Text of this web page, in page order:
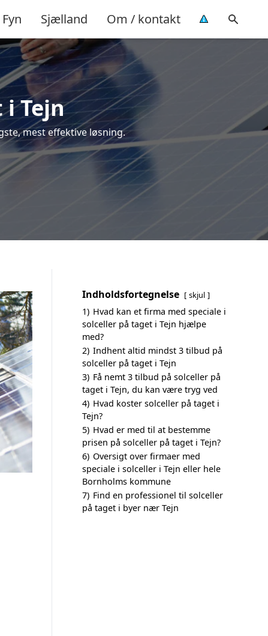
Fyn Sjælland Om / kontakt
Tejn
mest effektive løsning.
Indholdsfortegnelse skjul
1) Hvad kan et firma med speciale i
solceller på taget i Tejn hjælpe
med?
2) Indhent altid mindst 3 tilbud på
solceller på taget i Tejn
3) Få nemt 3 tilbud på solceller på
taget i Tejn, du kan være tryg ved
4) Hvad koster solceller på taget i
Tejn?
5) Hvad er med til at bestemme
prisen på solceller på taget i Tejn?
6) Oversigt over firmaer med
speciale i solceller i Tejn eller hele
Bornholms kommune
7) Find en professionel til solceller
på taget i byer nær Tejn